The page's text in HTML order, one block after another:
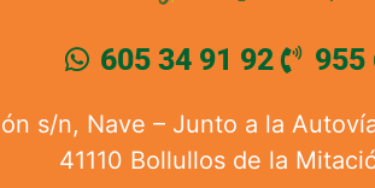
605 34 91 92 955
s/n, Nave – Junto a la
41110 Bollullos de la